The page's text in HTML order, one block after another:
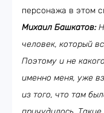
персонажа в этом
Михаил Башкатов:
человек, который
Поэтому и не
именно меня, уже
из того, что там